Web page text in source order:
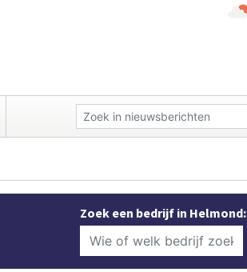
Zoek een bedrijf in Helmond: